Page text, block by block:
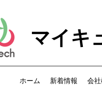
マイキ
ホーム 新着情報 会